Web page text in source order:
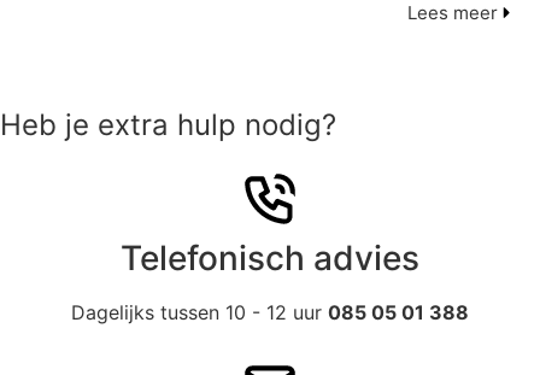
Lees meer
Heb je extra hulp nodig?
Telefonisch advies
Dagelijks tussen 10 - 12 uur 085 05 01 388